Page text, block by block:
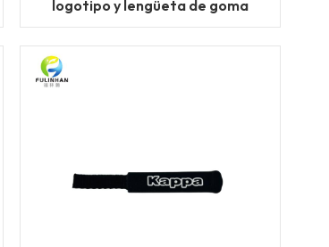
logotipo y lengüeta de goma